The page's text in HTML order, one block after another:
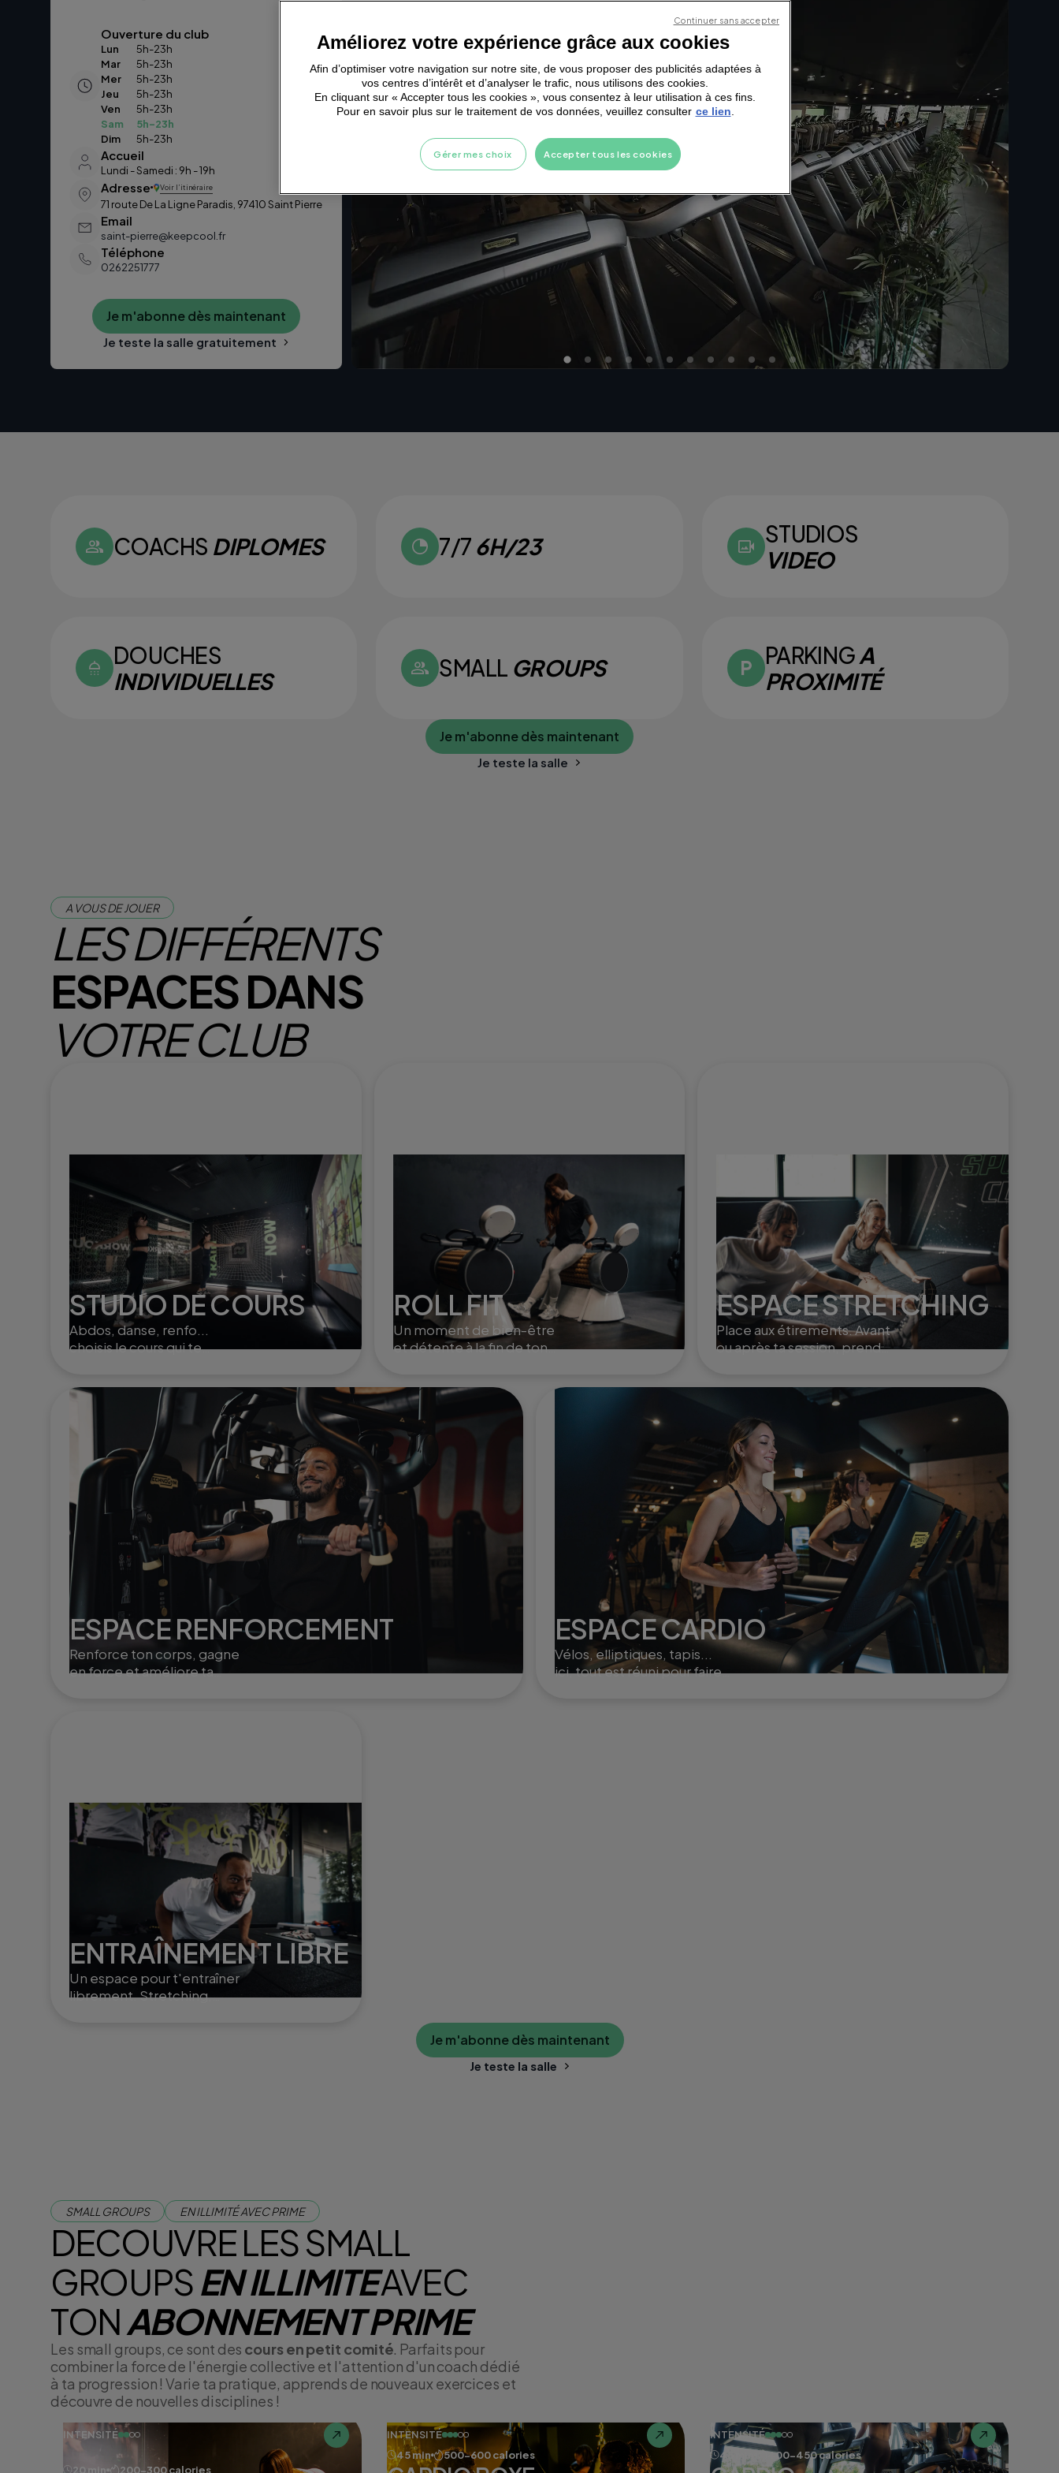
Ouverture du club
Lun
5h-23h
Mar
5h-23h
Mer
5h-23h
Jeu
5h-23h
Ven
5h-23h
Sam
5h-23h
Dim
5h-23h
Accueil
Lundi - Samedi : 9h - 19h
Adresse Voir l’itinéraire
71 route De La Ligne Paradis, 97410 Saint Pierre
Email
saint-pierre@keepcool.fr
Téléphone
0262251777
Je m'abonne dès maintenant
Je teste la salle gratuitement
COACHS DIPLOMES 7/7 6H/23
STUDIOS
VIDEO
DOUCHES
INDIVIDUELLES
SMALL GROUPS PARKINGA
PROXIMITÉ
Je m'abonne dès maintenant
Je teste la salle
A VOUS DE JOUER
LES DIFFÉRENTS
ESPACES DANS
VOTRE CLUB
STUDIO DE COURS
Abdos, danse, renfo...
choisis le cours qui te
studios.
ROLL FIT
Un moment de bien-être
et détente à la fin de ton
récupération musculaire et
à l'élimination de la cellulite.
ESPACE STRETCHING
Place aux étirements. Avant
ou après ta session, prends
ESPACE RENFORCEMENT
Renforce ton corps, gagne
en force et améliore ta
ESPACE CARDIO
Vélos, elliptiques, tapis...
ici, tout est réuni pour faire
ENTRAÎNEMENT LIBRE
Un espace pour t'entraîner
librement. Stretching,
Je m'abonne dès maintenant
Je teste la salle
SMALL GROUPS EN ILLIMITÉ AVEC PRIME
DECOUVRE LES SMALL
GROUPSEN ILLIMITEAVEC
TONABONNEMENT PRIME
Les small groups, ce sont des cours en petit comité. Parfaits pour
combiner la force de l'énergie collective et l'attention d'un coach dédié
à ta progression ! Varie ta pratique, apprends de nouveaux exercices et
découvre de nouvelles disciplines !
INTENSITÉ
20 min 200-300 calories
INTENSITÉ
45 min
500-600 calories
INTENSITÉ
45 min
400-450 calories
Améliorez votre expérience grâce aux cookies
Afin d’optimiser votre navigation sur notre site, de vous proposer des publicités adaptées à
vos centres d’intérêt et d’analyser le trafic, nous utilisons des cookies.
En cliquant sur « Accepter tous les cookies », vous consentez à leur utilisation à ces fins.
Pour en savoir plus sur le traitement de vos données, veuillez consulter ce lien
Accepter tous les cookies
Gérer mes choix
Continuer sans accepter